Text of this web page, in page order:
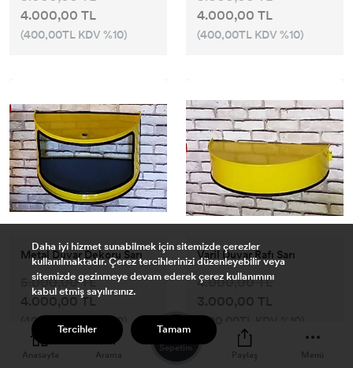
Anasayfa Arama
Sepetim
Paylaş Menü
4.000,00 TL
(400,00TL KDV %10)
4.000,00 TL
(400,00TL KDV %10)
Metal Duvar Dekoru Sarı
5.000,00 TL
4.000,00 TL
(400,00TL KDV %10)
Varil Duvar Rafı Sarı
4.000,00 TL
3.000,00 TL
(300,00TL KDV %10)
Daha iyi hizmet sunabilmek için sitemizde çerezler
kullanılmaktadır. Çerez tercihlerinizi düzenleyebilir veya
sitemizde gezinmeye devam ederek çerez kullanımını
kabul etmiş sayılırsınız.
Tercihler Tamam